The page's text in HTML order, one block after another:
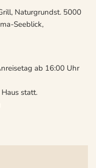
Naturgrundst. 5000
Seeblick,
ab 16:00 Uhr
statt.